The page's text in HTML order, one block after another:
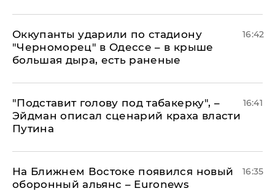
Оккупанты ударили по стадиону
"Черноморец" в Одессе – в крыше
большая дыра, есть раненые
16:42
​"Подставит голову под табакерку", –
Эйдман описал сценарий краха власти
Путина
16:41
На Ближнем Востоке появился новый
оборонный альянс – Euronews
16:35